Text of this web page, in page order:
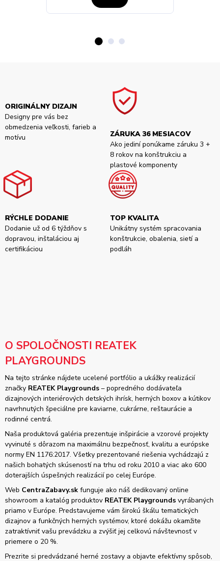
ORIGINÁLNY DIZAJN
Designy pre vás bez
obmedzenia veľkosti, farieb a
motívu
ZÁRUKA 36 MESIACOV
Ako jediní ponúkame záruku 3 +
8 rokov na konštrukciu a
plastové komponenty
RÝCHLE DODANIE
Dodanie už od 6 týždňov s
dopravou, inštaláciou aj
certifikáciou
TOP KVALITA
Unikátny systém spracovania
konštrukcie, obalenia, sietí a
podláh
O SPOLOČNOSTI REATEK
PLAYGROUNDS
Na tejto stránke nájdete ucelené portfólio a ukážky realizácií
značky REATEK Playgrounds – popredného dodávateľa
dizajnových interiérových detských ihrísk, herných boxov a kútikov
navrhnutých špeciálne pre kaviarne, cukrárne, reštaurácie a
rodinné centrá.
Naša produktová galéria prezentuje inšpirácie a vzorové projekty
vyvinuté s dôrazom na maximálnu bezpečnosť, kvalitu a európske
normy EN 1176:2017. Všetky prezentované riešenia vychádzajú z
našich bohatých skúseností na trhu od roku 2010 a viac ako 600
doterajších úspešných realizácií po celej Európe.
Web CentraZabavy.sk funguje ako náš dedikovaný online
showroom a katalóg produktov REATEK Playgrounds vyrábaných
priamo v Európe. Predstavujeme vám širokú škálu tematických
dizajnov a funkčných herných systémov, ktoré dokážu okamžite
zatraktívniť vašu prevádzku a zvýšiť jej celkovú návštevnosť v
priemere o 20 %.
Prezrite si predvádzané herné zostavy a objavte efektívny spôsob,